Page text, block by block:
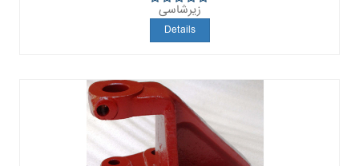
5
زیرشاسی
Details